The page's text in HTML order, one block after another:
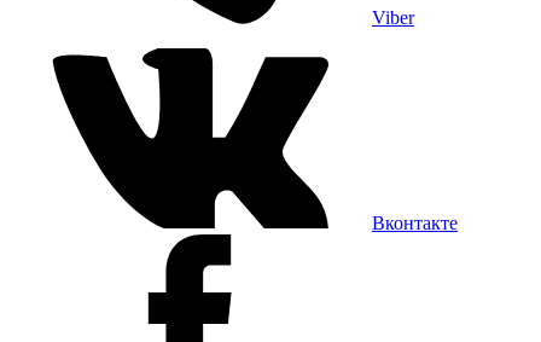
Viber
Вконтакте